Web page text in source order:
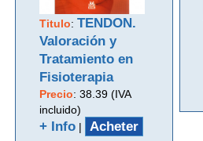
Titulo:TENDON.
Valoración y
Tratamiento en
Fisioterapia
Precio:38.39 (IVA
incluido)
+ Info | Acheter